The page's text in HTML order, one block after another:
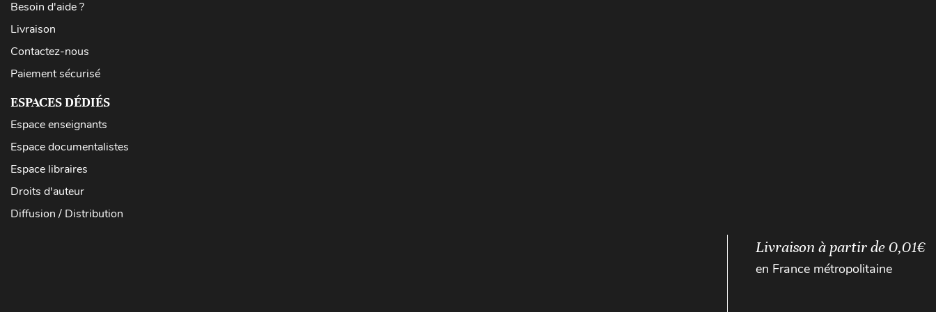
Besoin d'aide ?
Livraison
Contactez-nous
Paiement sécurisé
ESPACES DÉDIÉS
Espace enseignants
Espace documentalistes
Espace libraires
Droits d'auteur
Diffusion / Distribution
Livraison à partir de 0,01€
en France métropolitaine